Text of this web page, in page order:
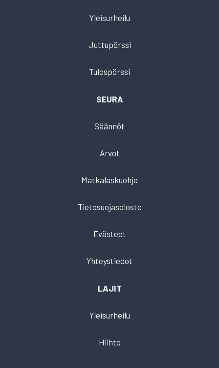
Yleisurheilu
Juttupörssi
Tulospörssi
SEURA
Säännöt
Arvot
Matkalaskuohje
Tietosuojaseloste
Evästeet
Yhteystiedot
LAJIT
Yleisurheilu
Hiihto